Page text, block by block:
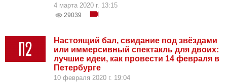
4 марта 2020 г. 13:15
29039
Настоящий бал, свидание под звёздами
или иммерсивный спектакль для двоих:
лучшие идеи, как провести 14 февраля в
Петербурге
10 февраля 2020 г. 19:04